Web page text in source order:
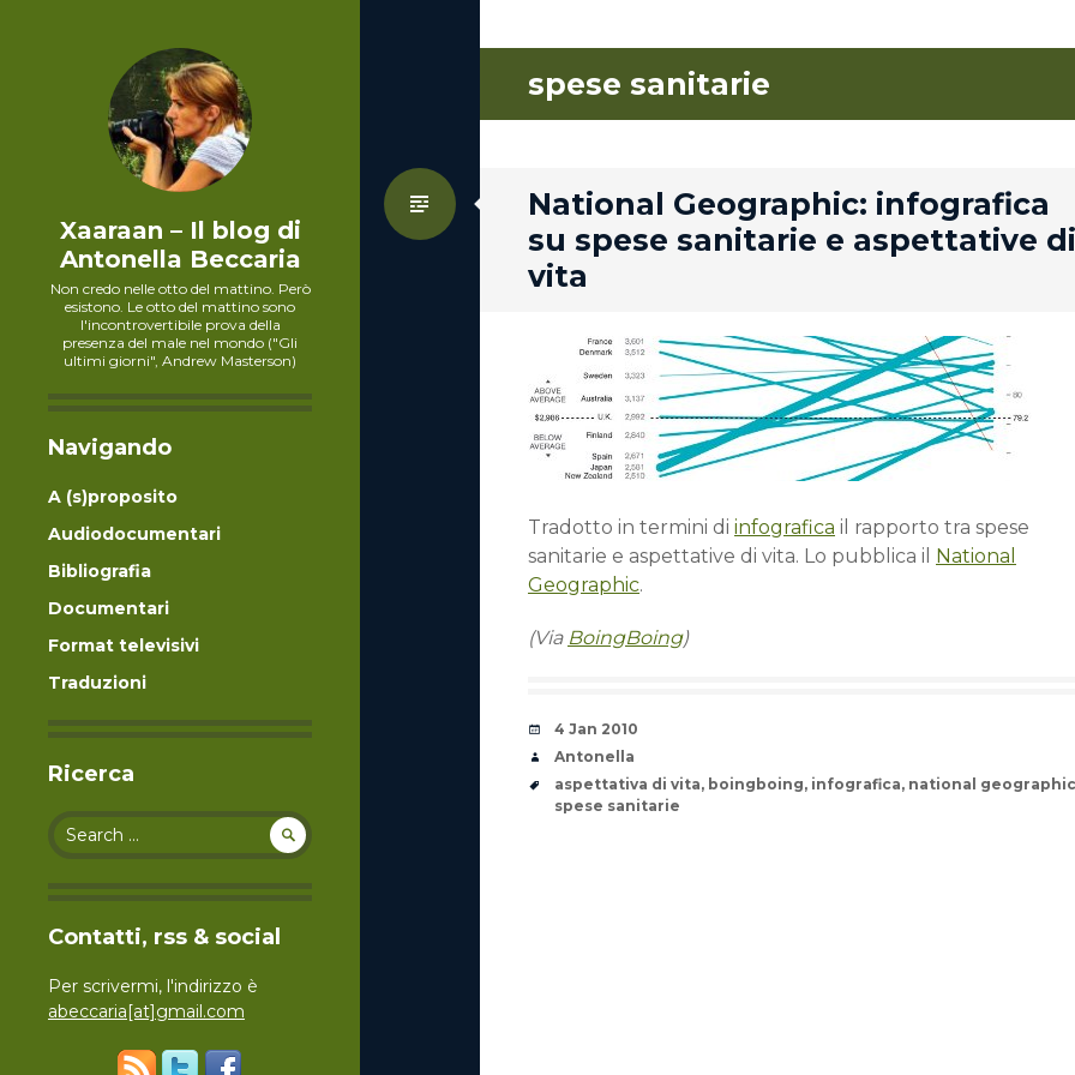
Xaaraan – Il blog di
Antonella Beccaria
Non credo nelle otto del mattino. Però
esistono. Le otto del mattino sono
l'incontrovertibile prova della
presenza del male nel mondo ("Gli
ultimi giorni", Andrew Masterson)
Navigando
A (s)proposito
Audiodocumentari
Bibliografia
Documentari
Format televisivi
Traduzioni
Ricerca
Search for:
Contatti, rss & social
Per scrivermi, l'indirizzo è
abeccaria[at]gmail.com
spese sanitarie
National Geographic: infografica
su spese sanitarie e aspettative di
vita
Standard
Tradotto in termini di infografica il rapporto tra spese
sanitarie e aspettative di vita. Lo pubblica il National
Geographic.
(Via BoingBoing)
Date
4 Jan 2010
Author
Antonella
Tags
aspettativa di vita, boingboing, infografica, national geographic
spese sanitarie